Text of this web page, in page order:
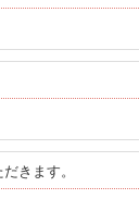
きます。